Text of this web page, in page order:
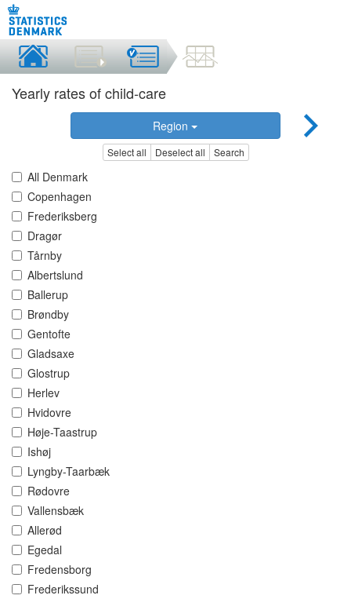
Yearly rates of child-care
Region
Select all Deselect all Search
All Denmark
Copenhagen
Frederiksberg
Dragør
Tårnby
Albertslund
Ballerup
Brøndby
Gentofte
Gladsaxe
Glostrup
Herlev
Hvidovre
Høje-Taastrup
Ishøj
Lyngby-Taarbæk
Rødovre
Vallensbæk
Allerød
Egedal
Fredensborg
Frederikssund